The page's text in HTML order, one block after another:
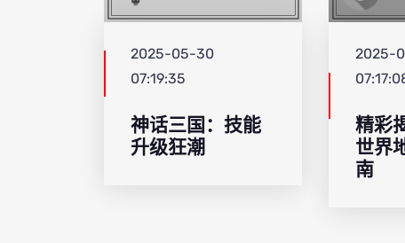
2025-05-30
07:19:35
神话三国：技能
升级狂潮
2025-
精彩
世界
南